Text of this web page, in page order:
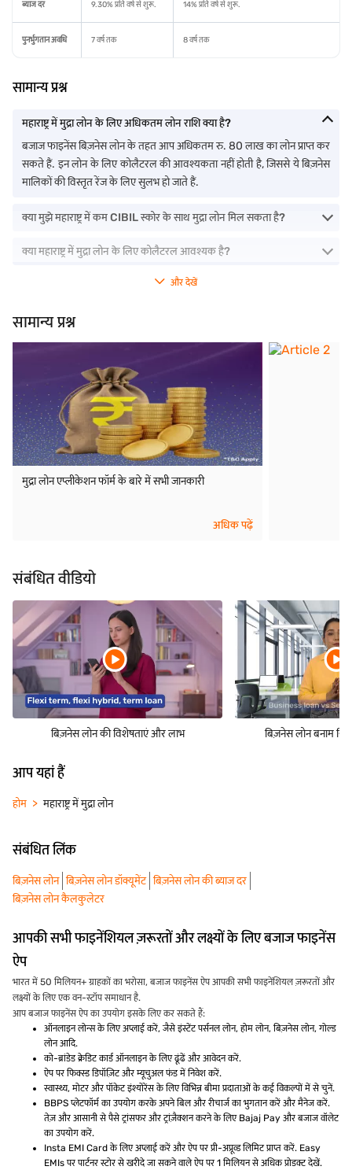
ब्याज दर 9.30% प्रति वर्ष से शुरू. 14% प्रति वर्ष से शुरू.
पुनर्भुगतान अवधि 7 वर्ष तक 8 वर्ष तक
सामान्य प्रश्न
महाराष्ट्र में मुद्रा लोन के लिए अधिकतम लोन राशि क्या है?
बजाज फाइनेंस बिज़नेस लोन के तहत आप अधिकतम रु. 80 लाख का लोन प्राप्त कर
सकते हैं. इन लोन के लिए कोलैटरल की आवश्यकता नहीं होती है, जिससे ये बिज़नेस
मालिकों की विस्तृत रेंज के लिए सुलभ हो जाते हैं.
क्या मुझे महाराष्ट्र में कम CIBIL स्कोर के साथ मुद्रा लोन मिल सकता है?
क्या महाराष्ट्र में मुद्रा लोन के लिए कोलैटरल आवश्यक है?
और देखें
सामान्य प्रश्न
मुद्रा लोन एप्लीकेशन फॉर्म के बारे में सभी जानकारी
अधिक पढ़ें
संबंधित वीडियो
बिज़नेस लोन की विशेषताएं और लाभ बिज़नेस लोन बनाम
आप यहां हैं
होम महाराष्ट्र में मुद्रा लोन
संबंधित लिंक
बिज़नेस लोन बिज़नेस लोन डॉक्यूमेंट बिज़नेस लोन की ब्याज दर
बिज़नेस लोन कैलकुलेटर
आपकी सभी फाइनेंशियल ज़रूरतों और लक्ष्यों के लिए बजाज फाइनेंस
ऐप
भारत में 50 मिलियन+ ग्राहकों का भरोसा, बजाज फाइनेंस ऐप आपकी सभी फाइनेंशियल ज़रूरतों और
लक्ष्यों के लिए एक वन-स्टॉप समाधान है.
आप बजाज फाइनेंस ऐप का उपयोग इसके लिए कर सकते हैं:
ऑनलाइन लोन्स के लिए अप्लाई करें, जैसे इंस्टेंट पर्सनल लोन, होम लोन, बिज़नेस लोन, गोल्ड
लोन आदि.
को-ब्रांडेड क्रेडिट कार्ड ऑनलाइन के लिए ढूंढें और आवेदन करें.
ऐप पर फिक्स्ड डिपॉज़िट और म्यूचुअल फंड में निवेश करें.
स्वास्थ्य, मोटर और पॉकेट इंश्योरेंस के लिए विभिन्न बीमा प्रदाताओं के कई विकल्पों में से चुनें.
BBPS प्लेटफॉर्म का उपयोग करके अपने बिल और रीचार्ज का भुगतान करें और मैनेज करें.
तेज़ और आसानी से पैसे ट्रांसफर और ट्रांज़ैक्शन करने के लिए Bajaj Pay और बजाज वॉलेट
का उपयोग करें.
Insta EMI Card के लिए अप्लाई करें और ऐप पर प्री-अप्रूव्ड लिमिट प्राप्त करें. Easy
EMIs पर पार्टनर स्टोर से खरीदे जा सकने वाले ऐप पर 1 मिलियन से अधिक प्रोडक्ट देखें.